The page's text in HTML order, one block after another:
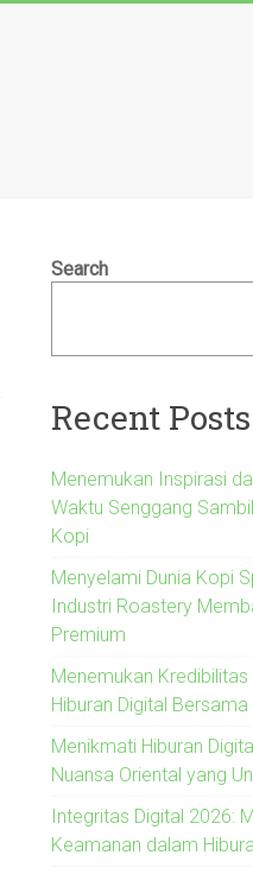
Search
Recent Posts
Menemukan Inspirasi
Waktu Senggang
Kopi
Menyelami Dunia Kopi
Industri Roastery
Premium
Menemukan
Hiburan Digital
Menikmati Hiburan
Nuansa Oriental yang
Integritas Digital 2026:
Keamanan dalam